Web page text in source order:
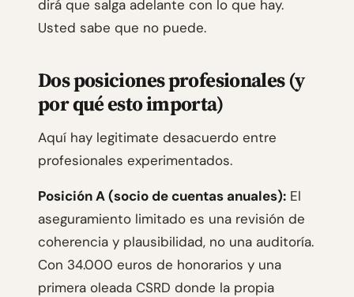
dirá que salga adelante con lo que hay.
Usted sabe que no puede.
Dos posiciones profesionales (y
por qué esto importa)
Aquí hay legitimate desacuerdo entre
profesionales experimentados.
Posición A (socio de cuentas anuales): El
aseguramiento limitado es una revisión de
coherencia y plausibilidad, no una auditoría.
Con 34.000 euros de honorarios y una
primera oleada CSRD donde la propia